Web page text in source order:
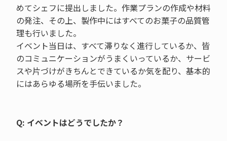
めてシェフに提出しました。作業プランの作成や材料
の発注、その上、製作中にはすべてのお菓子の品質管
理も行いました。
イベント当日は、すべて滞りなく進行しているか、皆
のコミュニケーションがうまくいっているか、サービ
スや片づけがきちんとできているか気を配り、基本的
にはあらゆる場所を手伝いました。
Q: イベントはどうでしたか？